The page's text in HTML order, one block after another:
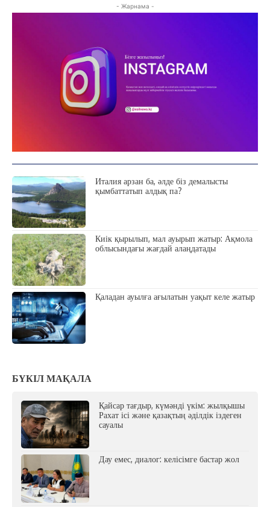
АРНАЙЫ ЖОБА
ӘЛЕУМЕТ
17.7 C Kokshetau
Жоба туралы
- Жарнама -
Италия арзан ба, әлде біз демалысты
қымбаттатып алдық па?
Киік қырылып, мал ауырып жатыр: Ақмола
облысындағы жағдай алаңдатады
Қаладан ауылға ағылатын уақыт келе жатыр
БҮКІЛ МАҚАЛА
Қайсар тағдыр, күмәнді үкім: жылқышы
Рахат ісі және қазақтың әділдік іздеген
сауалы
Дау емес, диалог: келісімге бастар жол